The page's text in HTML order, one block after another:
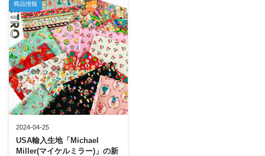
2024-04-25
USA輸入生地「Michael
Miller(マイケルミラー)」の新
商品情報